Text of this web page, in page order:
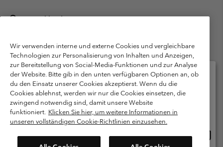
Deutschland
München Deutschland. Alle Rechte vorbehalten.
Nutzungsbedingungen
Allgemeine Verkaufsbedingungen
Garantie
Datenschutzerklärung
Bestimmungen und Bedingungen des Mitglieder Programms
Nutzungsbedingungen Für Nutzergenerierte Inhalte
Cookies
Public CBCR
Kundenservice: Mo- Fr. 9:00 - 13:00 & 14:00- 18:00 Uhr
Wir verwenden interne und externe Cookies und vergleichbare
Technologien zur Personalisierung von Inhalten und Anzeigen,
zur Bereitstellung von Social-Media-Funktionen und zur Analyse
der Website. Bitte gib in den unten verfügbaren Optionen an, ob
du den Einsatz unserer Cookies akzeptierst. Wenn du die
Cookies ablehnst, werden wir nur die Cookies einsetzen, die
zwingend notwendig sind, damit unsere Website
funktioniert. Klicken Sie hier, um weitere Informationen in
unseren vollständigen Cookie-Richtlinien einzusehen.
Bitte wählen Sie Ihr Lieferland und Ihre Sprache
Online-Einkauf verfügbar